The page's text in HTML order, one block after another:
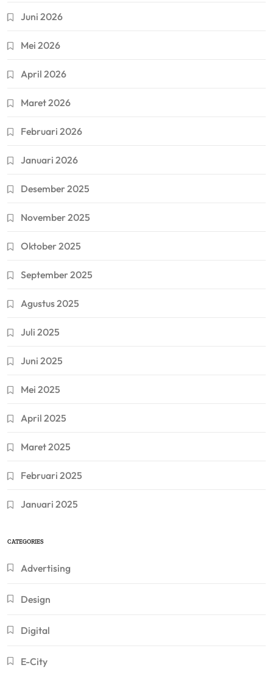
Juni 2026
Mei 2026
April 2026
Maret 2026
Februari 2026
Januari 2026
Desember 2025
November 2025
Oktober 2025
September 2025
Agustus 2025
Juli 2025
Juni 2025
Mei 2025
April 2025
Maret 2025
Februari 2025
Januari 2025
CATEGORIES
Advertising
Design
Digital
E-City